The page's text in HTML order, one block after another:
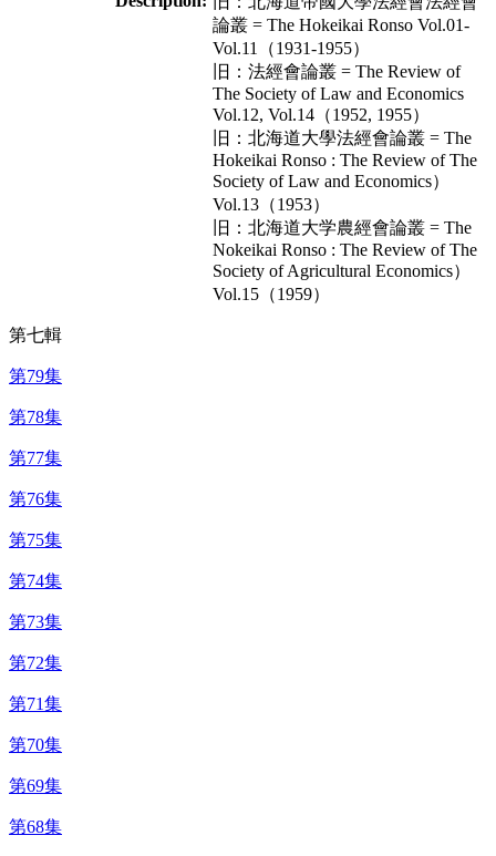
論叢 = The Hokeikai Ronso Vol.01-
Vol.11（1931-1955）
旧：法經會論叢 = The Review of
The Society of Law and Economics
Vol.12, Vol.14（1952, 1955）
旧：北海道大學法經會論叢 = The
Hokeikai Ronso : The Review of The
Society of Law and Economics）
Vol.13（1953）
旧：北海道大学農經會論叢 = The
Nokeikai Ronso : The Review of The
Society of Agricultural Economics）
Vol.15（1959）
第七輯
第79集
第78集
第77集
第76集
第75集
第74集
第73集
第72集
第71集
第70集
第69集
第68集